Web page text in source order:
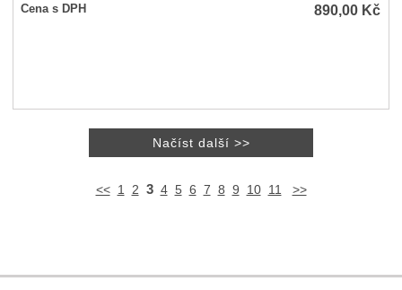
Cena s DPH
890,00 Kč
<< 1 2 3 4 5 6 7 8 9 10 11 >>